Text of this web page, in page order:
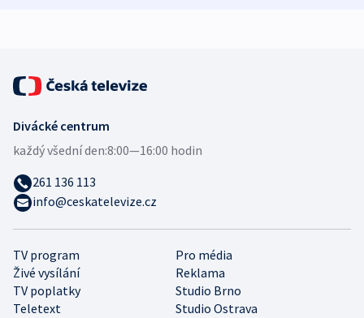
TV program
Pro média
Živé vysílání
Reklama
TV poplatky
Studio Brno
Teletext
Studio Ostrava
Divácké centrum
každý všední den:8:00—16:00 hodin
261 136 113
info@ceskatelevize.cz